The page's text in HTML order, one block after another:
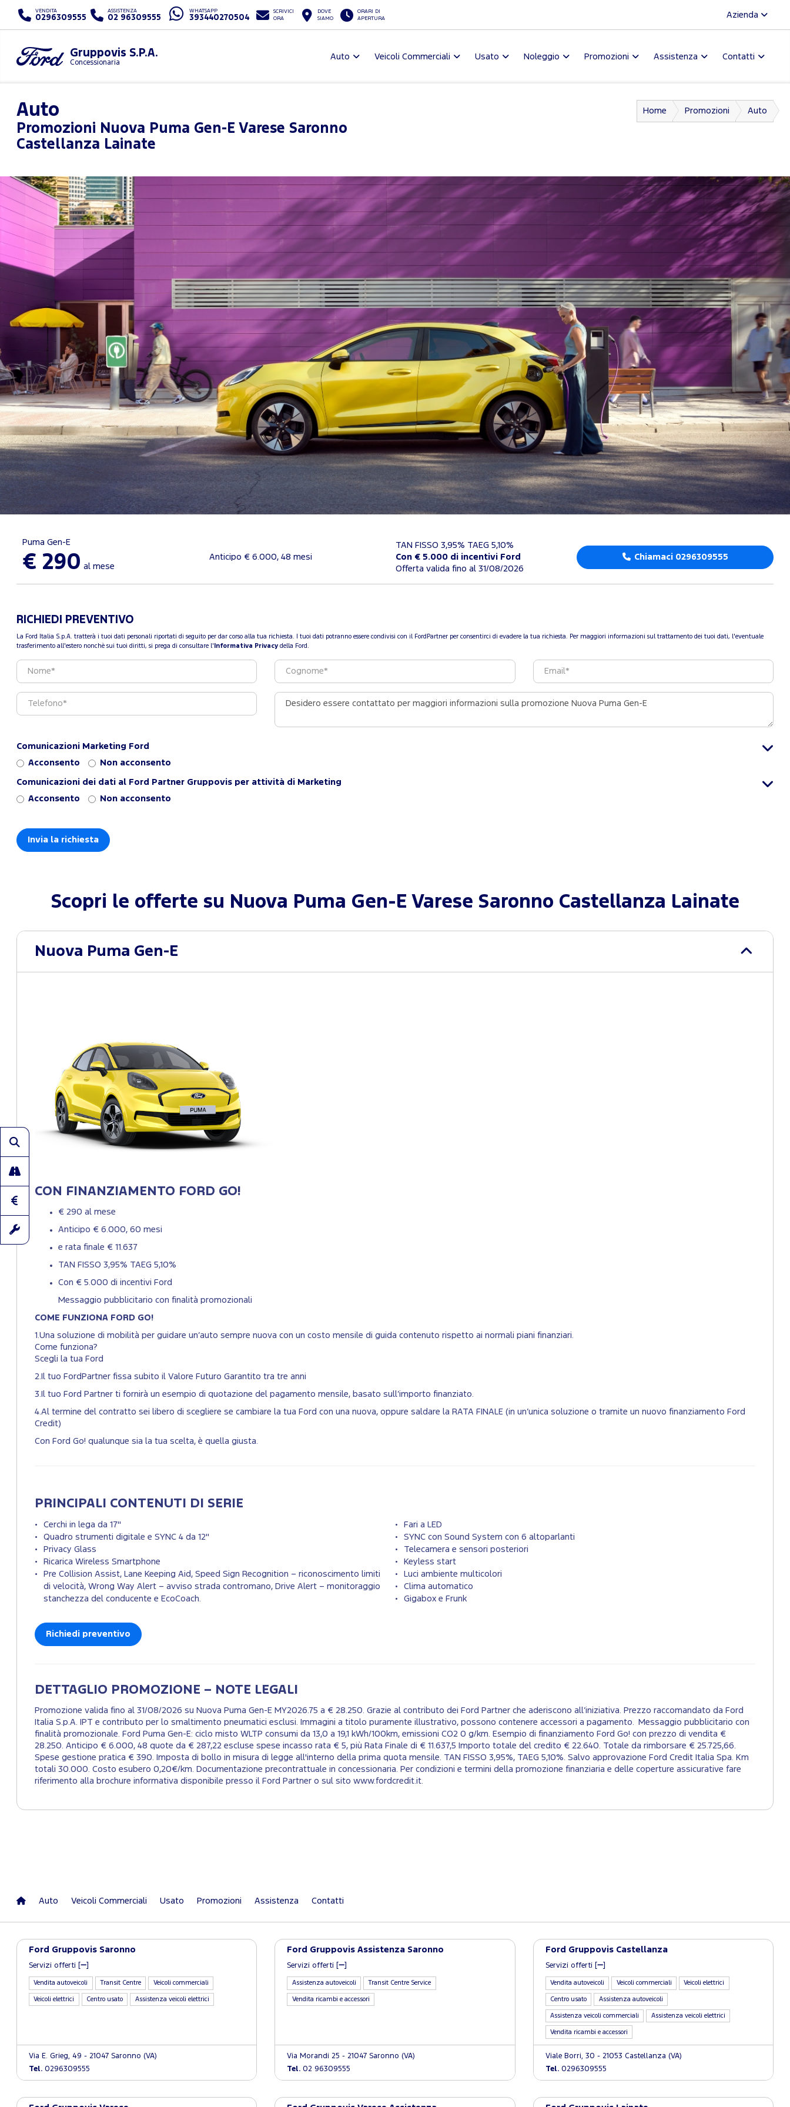
VENDITA
0296309555
ASSISTENZA
02 96309555
WHATSAPP
393440270504
SCRIVICI
ORA
DOVE
SIAMO
ORARI DI
APERTURA
Azienda
Gruppovis S.P.A.
Concessionaria
Auto Veicoli Commerciali Usato Noleggio Promozioni Assistenza Contatti
Auto
Promozioni Nuova Puma Gen-E Varese Saronno
Castellanza Lainate
Home Promozioni Auto
Puma Gen-E
€ 290 al mese
Anticipo € 6.000, 48 mesi
TAN FISSO 3,95% TAEG 5,10%
Con € 5.000 di incentivi Ford
Offerta valida fino al 31/08/2026
Chiamaci 0296309555
RICHIEDI PREVENTIVO
La Ford Italia S.p.A. tratterà i tuoi dati personali riportati di seguito per dar corso alla tua richiesta. I tuoi dati potranno essere condivisi con il FordPartner per consentirci di evadere la tua richiesta. Per maggiori informazioni sul trattamento dei tuoi dati, l'eventuale
trasferimento all'estero nonchè sui tuoi diritti, si prega di consultare l' Informativa Privacy della Ford.
Comunicazioni Marketing Ford
Acconsento Non acconsento
Comunicazioni dei dati al Ford Partner Gruppovis per attività di Marketing
Acconsento Non acconsento
Scopri le offerte su Nuova Puma Gen-E Varese Saronno Castellanza Lainate
Nuova Puma Gen-E
CON FINANZIAMENTO FORD GO!
€ 290 al mese
Anticipo € 6.000, 60 mesi
e rata finale € 11.637
TAN FISSO 3,95% TAEG 5,10%
Con € 5.000 di incentivi Ford
Messaggio pubblicitario con finalità promozionali
COME FUNZIONA FORD GO!
1.Una soluzione di mobilità per guidare un’auto sempre nuova con un costo mensile di guida contenuto rispetto ai normali piani finanziari.
Come funziona?
Scegli la tua Ford
2.Il tuo FordPartner fissa subito il Valore Futuro Garantito tra tre anni
3.Il tuo Ford Partner ti fornirà un esempio di quotazione del pagamento mensile, basato sull’importo finanziato.
4.Al termine del contratto sei libero di scegliere se cambiare la tua Ford con una nuova, oppure saldare la RATA FINALE (in un’unica soluzione o tramite un nuovo finanziamento Ford
Credit)
Con Ford Go! qualunque sia la tua scelta, è quella giusta.
PRINCIPALI CONTENUTI DI SERIE
Cerchi in lega da 17"
Fari a LED
Quadro strumenti digitale e SYNC 4 da 12"
SYNC con Sound System con 6 altoparlanti
Privacy Glass
Telecamera e sensori posteriori
Ricarica Wireless Smartphone
Keyless start
Pre Collision Assist, Lane Keeping Aid, Speed Sign Recognition – riconoscimento limiti
di velocità, Wrong Way Alert – avviso strada contromano, Drive Alert – monitoraggio
stanchezza del conducente e EcoCoach.
Luci ambiente multicolori
Clima automatico
Gigabox e Frunk
Richiedi preventivo
DETTAGLIO PROMOZIONE – NOTE LEGALI
Promozione valida fino al 31/08/2026 su Nuova Puma Gen-E MY2026.75 a € 28.250. Grazie al contributo dei Ford Partner che aderiscono all’iniziativa. Prezzo raccomandato da Ford
Italia S.p.A. IPT e contributo per lo smaltimento pneumatici esclusi. Immagini a titolo puramente illustrativo, possono contenere accessori a pagamento. Messaggio pubblicitario con
finalità promozionale. Ford Puma Gen-E: ciclo misto WLTP consumi da 13,0 a 19,1 kWh/100km, emissioni CO2 0 g/km. Esempio di finanziamento Ford Go! con prezzo di vendita €
28.250. Anticipo € 6.000, 48 quote da € 287,22 escluse spese incasso rata € 5, più Rata Finale di € 11.637,5 Importo totale del credito € 22.640. Totale da rimborsare € 25.725,66.
Spese gestione pratica € 390. Imposta di bollo in misura di legge all'interno della prima quota mensile. TAN FISSO 3,95%, TAEG 5,10%. Salvo approvazione Ford Credit Italia Spa. Km
totali 30.000. Costo esubero 0,20€/km. Documentazione precontrattuale in concessionaria. Per condizioni e termini della promozione finanziaria e delle coperture assicurative fare
riferimento alla brochure informativa disponibile presso il Ford Partner o sul sito www.fordcredit.it.
Auto Veicoli Commerciali Usato Promozioni Assistenza Contatti
Ford Gruppovis Saronno
Servizi offerti [
Vendita autoveicoli Transit Centre Veicoli commerciali
Veicoli elettrici Centro usato Assistenza veicoli elettrici
Via E. Grieg, 49 - 21047 Saronno (VA)
Tel. 0296309555
Ford Gruppovis Assistenza Saronno
Servizi offerti [
Assistenza autoveicoli Transit Centre Service
Vendita ricambi e accessori
Via Morandi 25 - 21047 Saronno (VA)
Tel. 02 96309555
Ford Gruppovis Castellanza
Servizi offerti [ ]
Vendita autoveicoli Veicoli commerciali Veicoli elettrici
Centro usato Assistenza autoveicoli
Assistenza veicoli commerciali Assistenza veicoli elettrici
Vendita ricambi e accessori
Viale Borri, 30 - 21053 Castellanza (VA)
Tel.0296309555